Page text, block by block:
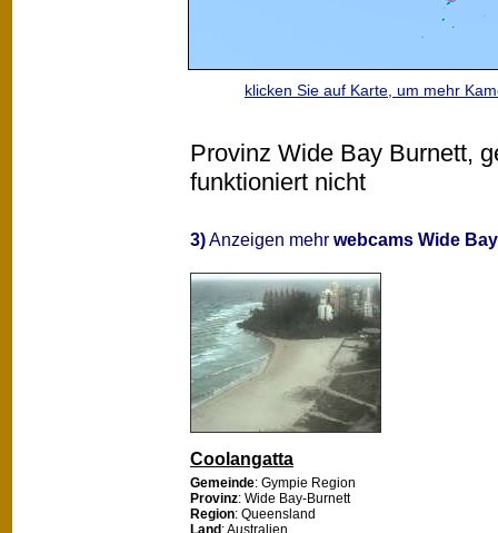
klicken Sie auf Karte, um mehr
Provinz Wide Bay Burnett,
funktioniert nicht
3)Anzeigen mehr webcams Wide
Coolangatta
Gemeinde: Gympie Region
Provinz: Wide Bay-Burnett
Region: Queensland
Land: Australien